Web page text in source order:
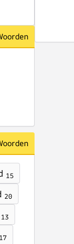
15
20
13
17